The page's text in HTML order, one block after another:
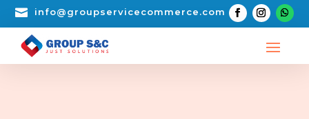
 info@groupservicecommerce.com